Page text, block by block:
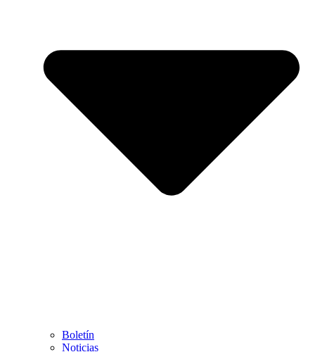
Boletín
Noticias